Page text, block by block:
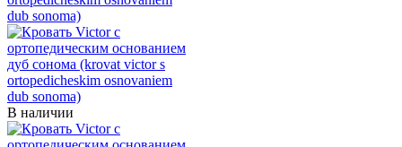
В наличии